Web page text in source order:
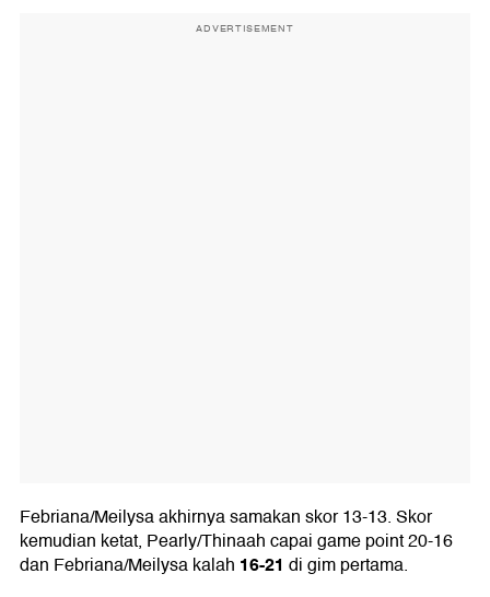
ADVERTISEMENT
Febriana/Meilysa akhirnya samakan skor 13-13. Skor
kemudian ketat, Pearly/Thinaah capai game point 20-16
dan Febriana/Meilysa kalah 16-21 di gim pertama.